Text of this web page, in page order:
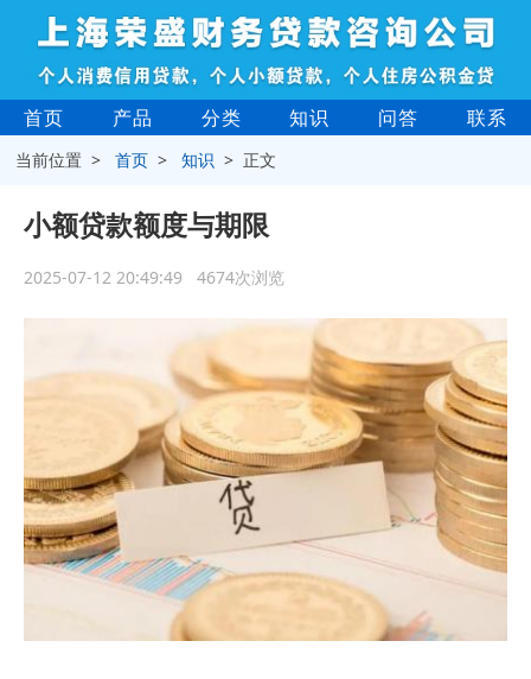
首页 产品 分类 知识 问答 联系
当前位置 >首页 >知识 > 正文
小额贷款额度与期限
2025-07-12 20:49:49 4674次浏览